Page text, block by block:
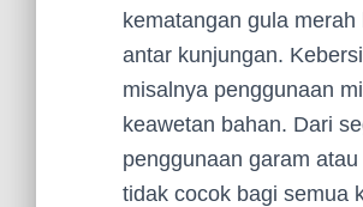
kematangan gula
antar kunjungan.
misalnya penggunaan
keawetan bahan. Dari
penggunaan garam
tidak cocok bagi semua